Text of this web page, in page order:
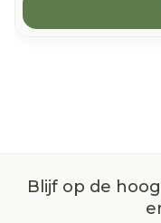
Blijf op de